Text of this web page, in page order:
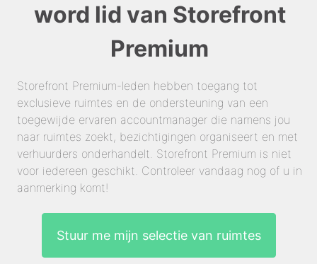
word lid van Storefront
Premium
Storefront Premium-leden hebben toegang tot
exclusieve ruimtes en de ondersteuning van een
toegewijde ervaren accountmanager die namens jou
naar ruimtes zoekt, bezichtigingen organiseert en met
verhuurders onderhandelt. Storefront Premium is niet
voor iedereen geschikt. Controleer vandaag nog of u in
aanmerking komt!
Stuur me mijn selectie van ruimtes